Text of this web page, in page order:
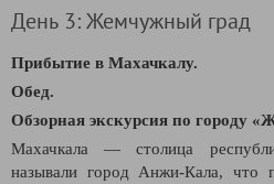
День 3: Жемчужный град
Прибытие в Махачкалу.
Обед.
Обзорная экскурсия по городу «
Махачкала — столица
называли город Анжи-Кала, что